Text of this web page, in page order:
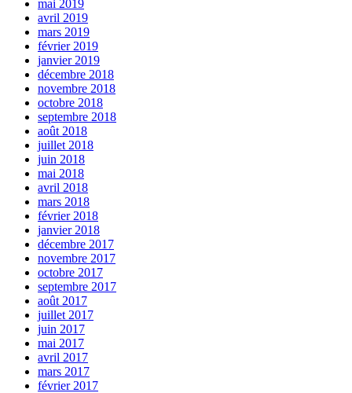
mai 2019
avril 2019
mars 2019
février 2019
janvier 2019
décembre 2018
novembre 2018
octobre 2018
septembre 2018
août 2018
juillet 2018
juin 2018
mai 2018
avril 2018
mars 2018
février 2018
janvier 2018
décembre 2017
novembre 2017
octobre 2017
septembre 2017
août 2017
juillet 2017
juin 2017
mai 2017
avril 2017
mars 2017
février 2017